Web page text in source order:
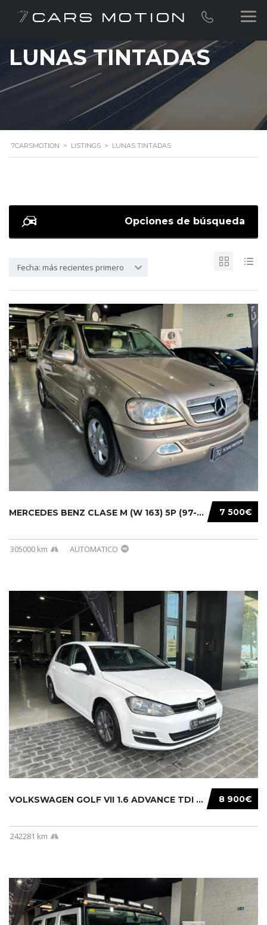
LUNAS TINTADAS
7CARSMOTION > LISTINGS > LUNAS TINTADAS
Opciones de búsqueda
Fecha: más recientes primero
7 500€
MERCEDES BENZ CLASE M (W 163) 5P (97-05) 200...
305000 km AUTOMATICO
8 900€
VOLKSWAGEN GOLF VII 1.6 ADVANCE TDI 105CV BM...
242281 km